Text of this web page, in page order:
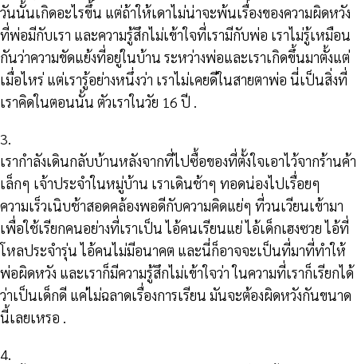
วันนั้นเกิดอะไรขึ้น แต่ถ้าให้เดาไม่น่าจะพ้นเรื่องของความผิดหวัง
ที่พ่อมีกับเรา และความรู้สึกไม่เข้าใจที่เรามีกับพ่อ เราไม่รู้เหมือน
กันว่าความขัดแย้งที่อยู่ในบ้าน ระหว่างพ่อและเราเกิดขึ้นมาตั้งแต่
เมื่อไหร่ แต่เรารู้อย่างหนึ่งว่า เราไม่เคยดีในสายตาพ่อ นี่เป็นสิ่งที่
เราคิดในตอนนั้น ตัวเราในวัย 16 ปี .
3.
เรากำลังเดินกลับบ้านหลังจากที่ไปซื้อของที่ตั้งใจเอาไว้จากร้านค้า
เล็กๆ เจ้าประจำในหมู่บ้าน เราเดินช้าๆ ทอดน่องไปเรื่อยๆ
ความเร็วเนิบช้าสอดคล้องพอดีกับความคิดแย่ๆ ที่วนเวียนเข้ามา
เพื่อใช้เรียกคนอย่างที่เราเป็น ไอ้คนเรียนแย่ ไอ้เด็กเฮงซวย ไอ้ที่
โหลประจำรุ่น ไอ้คนไม่มีอนาคต และนี่ก็อาจจะเป็นที่มาที่ทำให้
พ่อผิดหวัง และเราก็มีความรู้สึกไม่เข้าใจว่า ในความที่เราก็เรียกได้
ว่าเป็นเด็กดี แค่ไม่ฉลาดเรื่องการเรียน มันจะต้องผิดหวังกันขนาด
นี้เลยเหรอ .
4.